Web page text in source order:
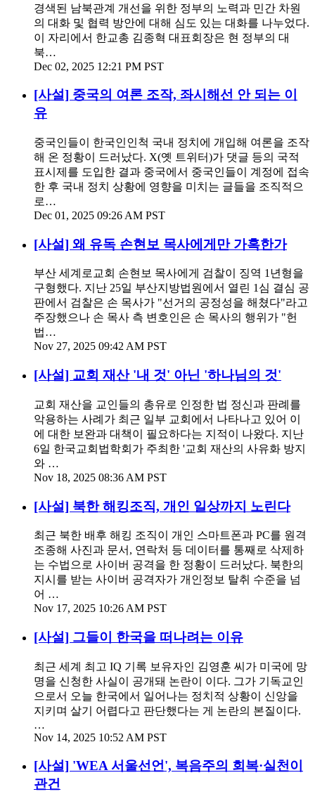
경색된 남북관계 개선을 위한 정부의 노력과 민간 차원
의 대화 및 협력 방안에 대해 심도 있는 대화를 나누었다.
이 자리에서 한교총 김종혁 대표회장은 현 정부의 대
북…
Dec 02, 2025 12:21 PM PST
[사설] 중국의 여론 조작, 좌시해선 안 되는 이
유
중국인들이 한국인인척 국내 정치에 개입해 여론을 조작
해 온 정황이 드러났다. X(옛 트위터)가 댓글 등의 국적
표시제를 도입한 결과 중국에서 중국인들이 계정에 접속
한 후 국내 정치 상황에 영향을 미치는 글들을 조직적으
로…
Dec 01, 2025 09:26 AM PST
[사설] 왜 유독 손현보 목사에게만 가혹한가
부산 세계로교회 손현보 목사에게 검찰이 징역 1년형을
구형했다. 지난 25일 부산지방법원에서 열린 1심 결심 공
판에서 검찰은 손 목사가 "선거의 공정성을 해쳤다"라고
주장했으나 손 목사 측 변호인은 손 목사의 행위가 "헌
법…
Nov 27, 2025 09:42 AM PST
[사설] 교회 재산 '내 것' 아닌 '하나님의 것'
교회 재산을 교인들의 총유로 인정한 법 정신과 판례를
악용하는 사례가 최근 일부 교회에서 나타나고 있어 이
에 대한 보완과 대책이 필요하다는 지적이 나왔다. 지난
6일 한국교회법학회가 주최한 '교회 재산의 사유화 방지
와 …
Nov 18, 2025 08:36 AM PST
[사설] 북한 해킹조직, 개인 일상까지 노린다
최근 북한 배후 해킹 조직이 개인 스마트폰과 PC를 원격
조종해 사진과 문서, 연락처 등 데이터를 통째로 삭제하
는 수법으로 사이버 공격을 한 정황이 드러났다. 북한의
지시를 받는 사이버 공격자가 개인정보 탈취 수준을 넘
어 …
Nov 17, 2025 10:26 AM PST
[사설] 그들이 한국을 떠나려는 이유
최근 세계 최고 IQ 기록 보유자인 김영훈 씨가 미국에 망
명을 신청한 사실이 공개돼 논란이 이다. 그가 기독교인
으로서 오늘 한국에서 일어나는 정치적 상황이 신앙을
지키며 살기 어렵다고 판단했다는 게 논란의 본질이다.
…
Nov 14, 2025 10:52 AM PST
[사설] 'WEA 서울선언', 복음주의 회복·실천이
관건